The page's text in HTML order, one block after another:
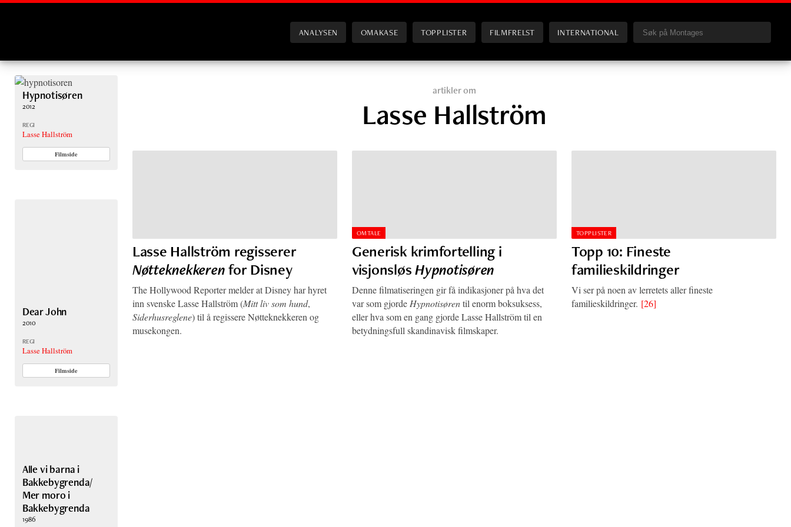
ANALYSEN OMAKASE TOPPLISTER FILMFRELST INTERNATIONAL
Hypnotisøren
2012
REGI
Lasse Hallström
Filmside
Dear John
2010
REGI
Lasse Hallström
Filmside
Alle vi barna i
Bakkebygrenda/
Mer moro i
Bakkebygrenda
1986
artikler om
Lasse Hallström
Lasse Hallström regisserer
Nøtteknekkerenfor Disney
The Hollywood Reporter melder at Disney har hyret
inn svenske Lasse Hallström (Mitt liv som hund,
Siderhusreglene) til å regissere Nøtteknekkeren og
musekongen.
OMTALE
Generisk krimfortelling i
visjonsløsHypnotisøren
Denne filmatiseringen gir få indikasjoner på hva det
var som gjorde Hypnotisørentil enorm boksuksess,
eller hva som en gang gjorde Lasse Hallström til en
betydningsfull skandinavisk filmskaper.
TOPPLISTER
Topp 10: Fineste
familieskildringer
Vi ser på noen av lerretets aller fineste
familieskildringer. [26]